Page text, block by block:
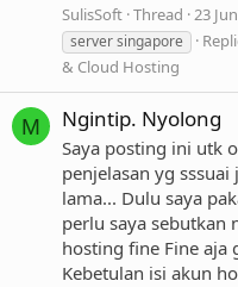
SulisSoft Thread 23
server singapore
& Cloud Hosting
M Ngintip. Nyolong
Saya posting ini utk
penjelasan yg
lama... Dulu saya
perlu saya sebutkan
hosting fine Fine aja
Kebetulan isi akun